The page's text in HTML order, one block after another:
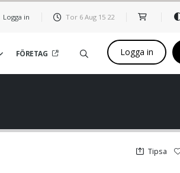
Logga in Tor 6 Aug 15 22
FÖRETAG Logga in
Tipsa